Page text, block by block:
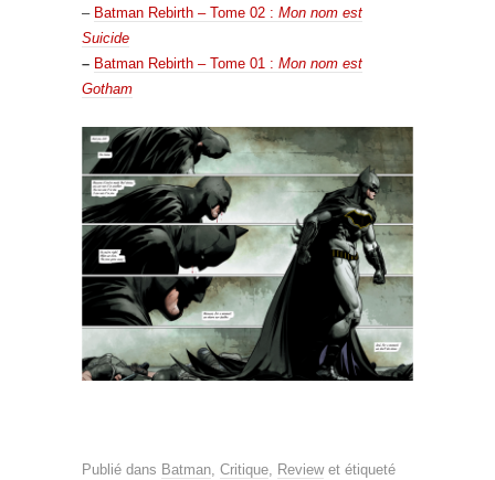
– Batman Rebirth – Tome 02 : Mon nom est
Suicide
– Batman Rebirth – Tome 01 : Mon nom est
Gotham
Publié dans Batman, Critique, Reviewet étiqueté